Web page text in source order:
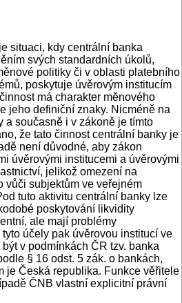
situaci, kdy centrální banka
svých standardních úkolů,
politiky či v oblasti platebního
poskytuje úvěrovým institucím
má charakter měnového
jeho definiční znaky. Nicméně na
a současně i v zákoně je tímto
že tato činnost centrální banky je
není důvodné, aby zákon
úvěrovými institucemi a úvěrovými
jelikož omezení na
vůči subjektům ve veřejném
tuto aktivitu centrální banky lze
poskytování likvidity
ale mají problémy
účely pak úvěrovou institucí ve
v podmínkách ČR tzv. banka
§ 16 odst. 5 zák. o bankách,
je Česká republika. Funkce věřitele
ČNB vlastní explicitní právní